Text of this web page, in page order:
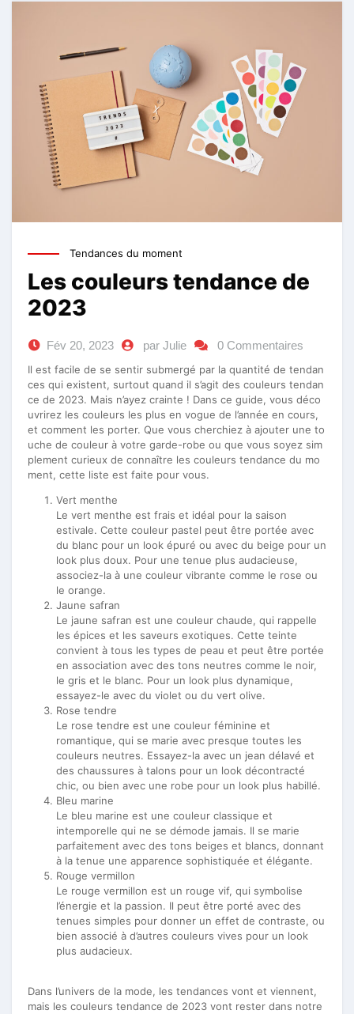
Tendances du moment
Les couleurs tendance de
2023
Fév 20, 2023 par Julie 0 Commentaires
Il est facile de se sentir submergé par la quantité de tendan
ces qui existent, surtout quand il s’agit des couleurs tendan
ce de 2023. Mais n’ayez crainte ! Dans ce guide, vous déco
uvrirez les couleurs les plus en vogue de l’année en cours,
et comment les porter. Que vous cherchiez à ajouter une to
uche de couleur à votre garde-robe ou que vous soyez sim
plement curieux de connaître les couleurs tendance du mo
ment, cette liste est faite pour vous.
Vert menthe
Le vert menthe est frais et idéal pour la saison
estivale. Cette couleur pastel peut être portée avec
du blanc pour un look épuré ou avec du beige pour un
look plus doux. Pour une tenue plus audacieuse,
associez-la à une couleur vibrante comme le rose ou
le orange.
Jaune safran
Le jaune safran est une couleur chaude, qui rappelle
les épices et les saveurs exotiques. Cette teinte
convient à tous les types de peau et peut être portée
en association avec des tons neutres comme le noir,
le gris et le blanc. Pour un look plus dynamique,
essayez-le avec du violet ou du vert olive.
Rose tendre
Le rose tendre est une couleur féminine et
romantique, qui se marie avec presque toutes les
couleurs neutres. Essayez-la avec un jean délavé et
des chaussures à talons pour un look décontracté
chic, ou bien avec une robe pour un look plus habillé.
Bleu marine
Le bleu marine est une couleur classique et
intemporelle qui ne se démode jamais. Il se marie
parfaitement avec des tons beiges et blancs, donnant
à la tenue une apparence sophistiquée et élégante.
Rouge vermillon
Le rouge vermillon est un rouge vif, qui symbolise
l’énergie et la passion. Il peut être porté avec des
tenues simples pour donner un effet de contraste, ou
bien associé à d’autres couleurs vives pour un look
plus audacieux.
Dans l’univers de la mode, les tendances vont et viennent,
mais les couleurs tendance de 2023 vont rester dans notre